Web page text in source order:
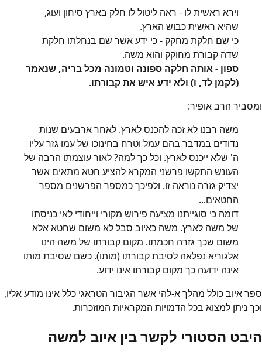
וירא ראשית לו - ראה ליטול לו חלק בארץ סיחון ועוג,
שהיא ראשית כבוש הארץ.
כי שם חלקת מחקק - כי ידע אשר שם בנחלתו חלקת
שדה קבורת מחוקק והוא משה.
ספון - אותה חלקה ספונה וטמונה מכל בריה, שנאמר
(לקמן לד, ו) ולא ידע איש את קבורתו.
ומסביר הרב אופיר:
משה רבנו לא זכה להכנס לארץ. לאחר ארבעים שנות
נדודים במדבר בהם עמל וטרח בחינוכו של עמו גזר עליו
ה' שלא ייכנס לארץ. וכל כך למה? לאור עוצמתו הרבה של
העונש התקשו פרשני המקרא להציע חטא מתאים אשר
יצדיק גזרה נוראה זו. ולפיכך כמספר הפרשנים מספר
החטאים...
דומה כי סוגייתנו מציעה פירוש מקורי וייחודי לאי כניסתו
של משה לארץ. משה כאיוב סבל לא משום שחטא אלא
משום שכך גזרה חכמתו. מקום קבורתו של משה הינו
אלגוריא נפלאה לסיבת קבורתו (מותו). כשם שסיבת מותו
אינה ידועה כך מקום קבורתו אינו ידוע.
ספר איוב כולל מהלך א-להי אשר הגיבור הטראגי כלל אינו מודע אליו,
וכך ניתן למצוא בכל הדמויות המקראיות המוזכרות.
היבט הסטורי לקשר בין איוב למשה